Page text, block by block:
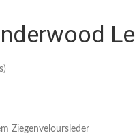
Ziegenveloursleder